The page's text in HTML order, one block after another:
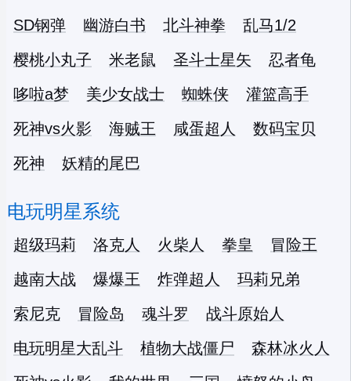
SD钢弹
幽游白书 北斗神拳
乱马1/2
樱桃小丸子
米老鼠 圣斗士星矢
忍者龟
哆啦a梦
美少女战士 蜘蛛侠
灌篮高手
死神vs火影
海贼王 咸蛋超人
数码宝贝
死神
妖精的尾巴
电玩明星系统
超级玛莉 洛克人 火柴人 拳皇
冒险王
越南大战
爆爆王 炸弹超人
玛莉兄弟
索尼克
冒险岛 魂斗罗
战斗原始人
电玩明星大乱斗
植物大战僵尸
森林冰火人